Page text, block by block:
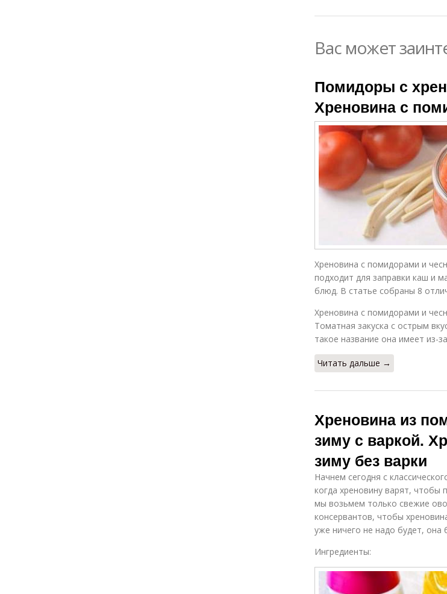
Вас может
Помидоры с
Хреновина с
Хреновина с помидорами и
подходит для заправки каш и
блюд. В статье собраны 8
Хреновина с помидорами и
Томатная закуска с острым
такое название она имеет из-
Читать дальше →
Хреновина из
зиму с варкой.
зиму без варки
Начнем сегодня с
когда хреновину варят, чтобы
мы возьмем только свежие
консервантов, чтобы
уже ничего не надо будет, она
Ингредиенты: